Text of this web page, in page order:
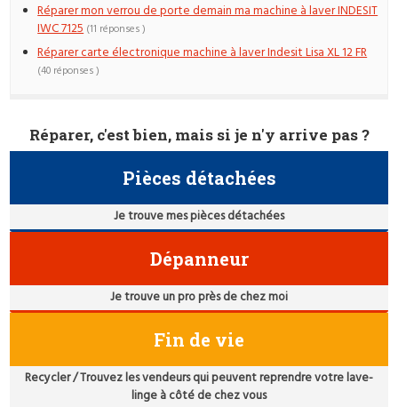
Réparer mon verrou de porte demain ma machine à laver INDESIT
IWC 7125 (11 réponses )
Réparer carte électronique machine à laver Indesit Lisa XL 12 FR
(40 réponses )
Réparer, c'est bien, mais si je n'y arrive pas ?
Pièces détachées
Je trouve mes pièces détachées
Dépanneur
Je trouve un pro près de chez moi
Fin de vie
Recycler / Trouvez les vendeurs qui peuvent reprendre votre lave-
linge à côté de chez vous